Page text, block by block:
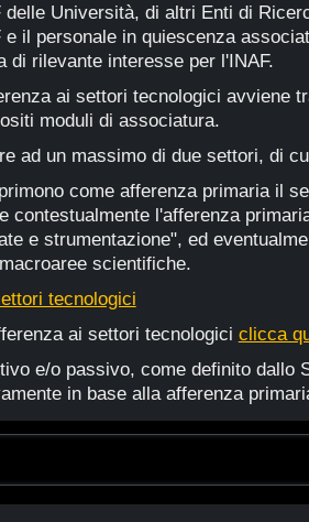
Università, di altri Enti di
il personale in quiescenza
di rilevante interesse per l'INAF.
ai settori tecnologici avviene
moduli di associatura.
ad un massimo di due settori, di
come afferenza primaria il
contestualmente l'afferenza
e strumentazione", ed
scientifiche.
tecnologici
ai settori tecnologici clicca
e/o passivo, come definito dallo
in base alla afferenza